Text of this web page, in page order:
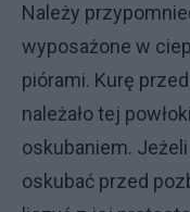
Należy
wyposażone w
piórami. Kurę
należało tej
oskubaniem.
oskubać przed